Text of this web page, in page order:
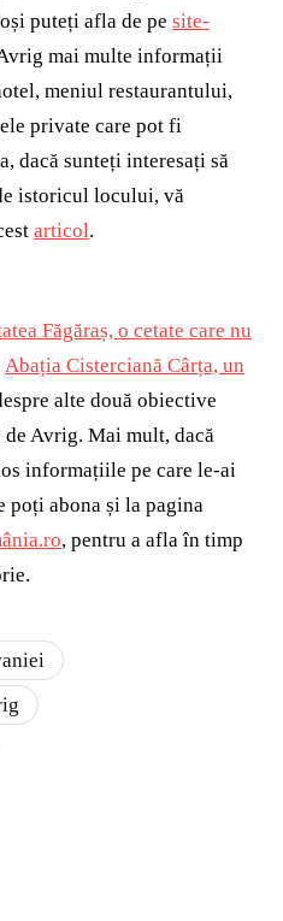
puteți afla de pe site-
mai multe informații
meniul restaurantului,
private care pot fi
dacă sunteți interesați să
istoricul locului, vă
articol.
Făgăraș, o cetate care nu
Abația Cisterciană Cârța, un
alte două obiective
Avrig. Mai mult, dacă
informațiile pe care le-ai
poți abona și la pagina
, pentru a afla în timp